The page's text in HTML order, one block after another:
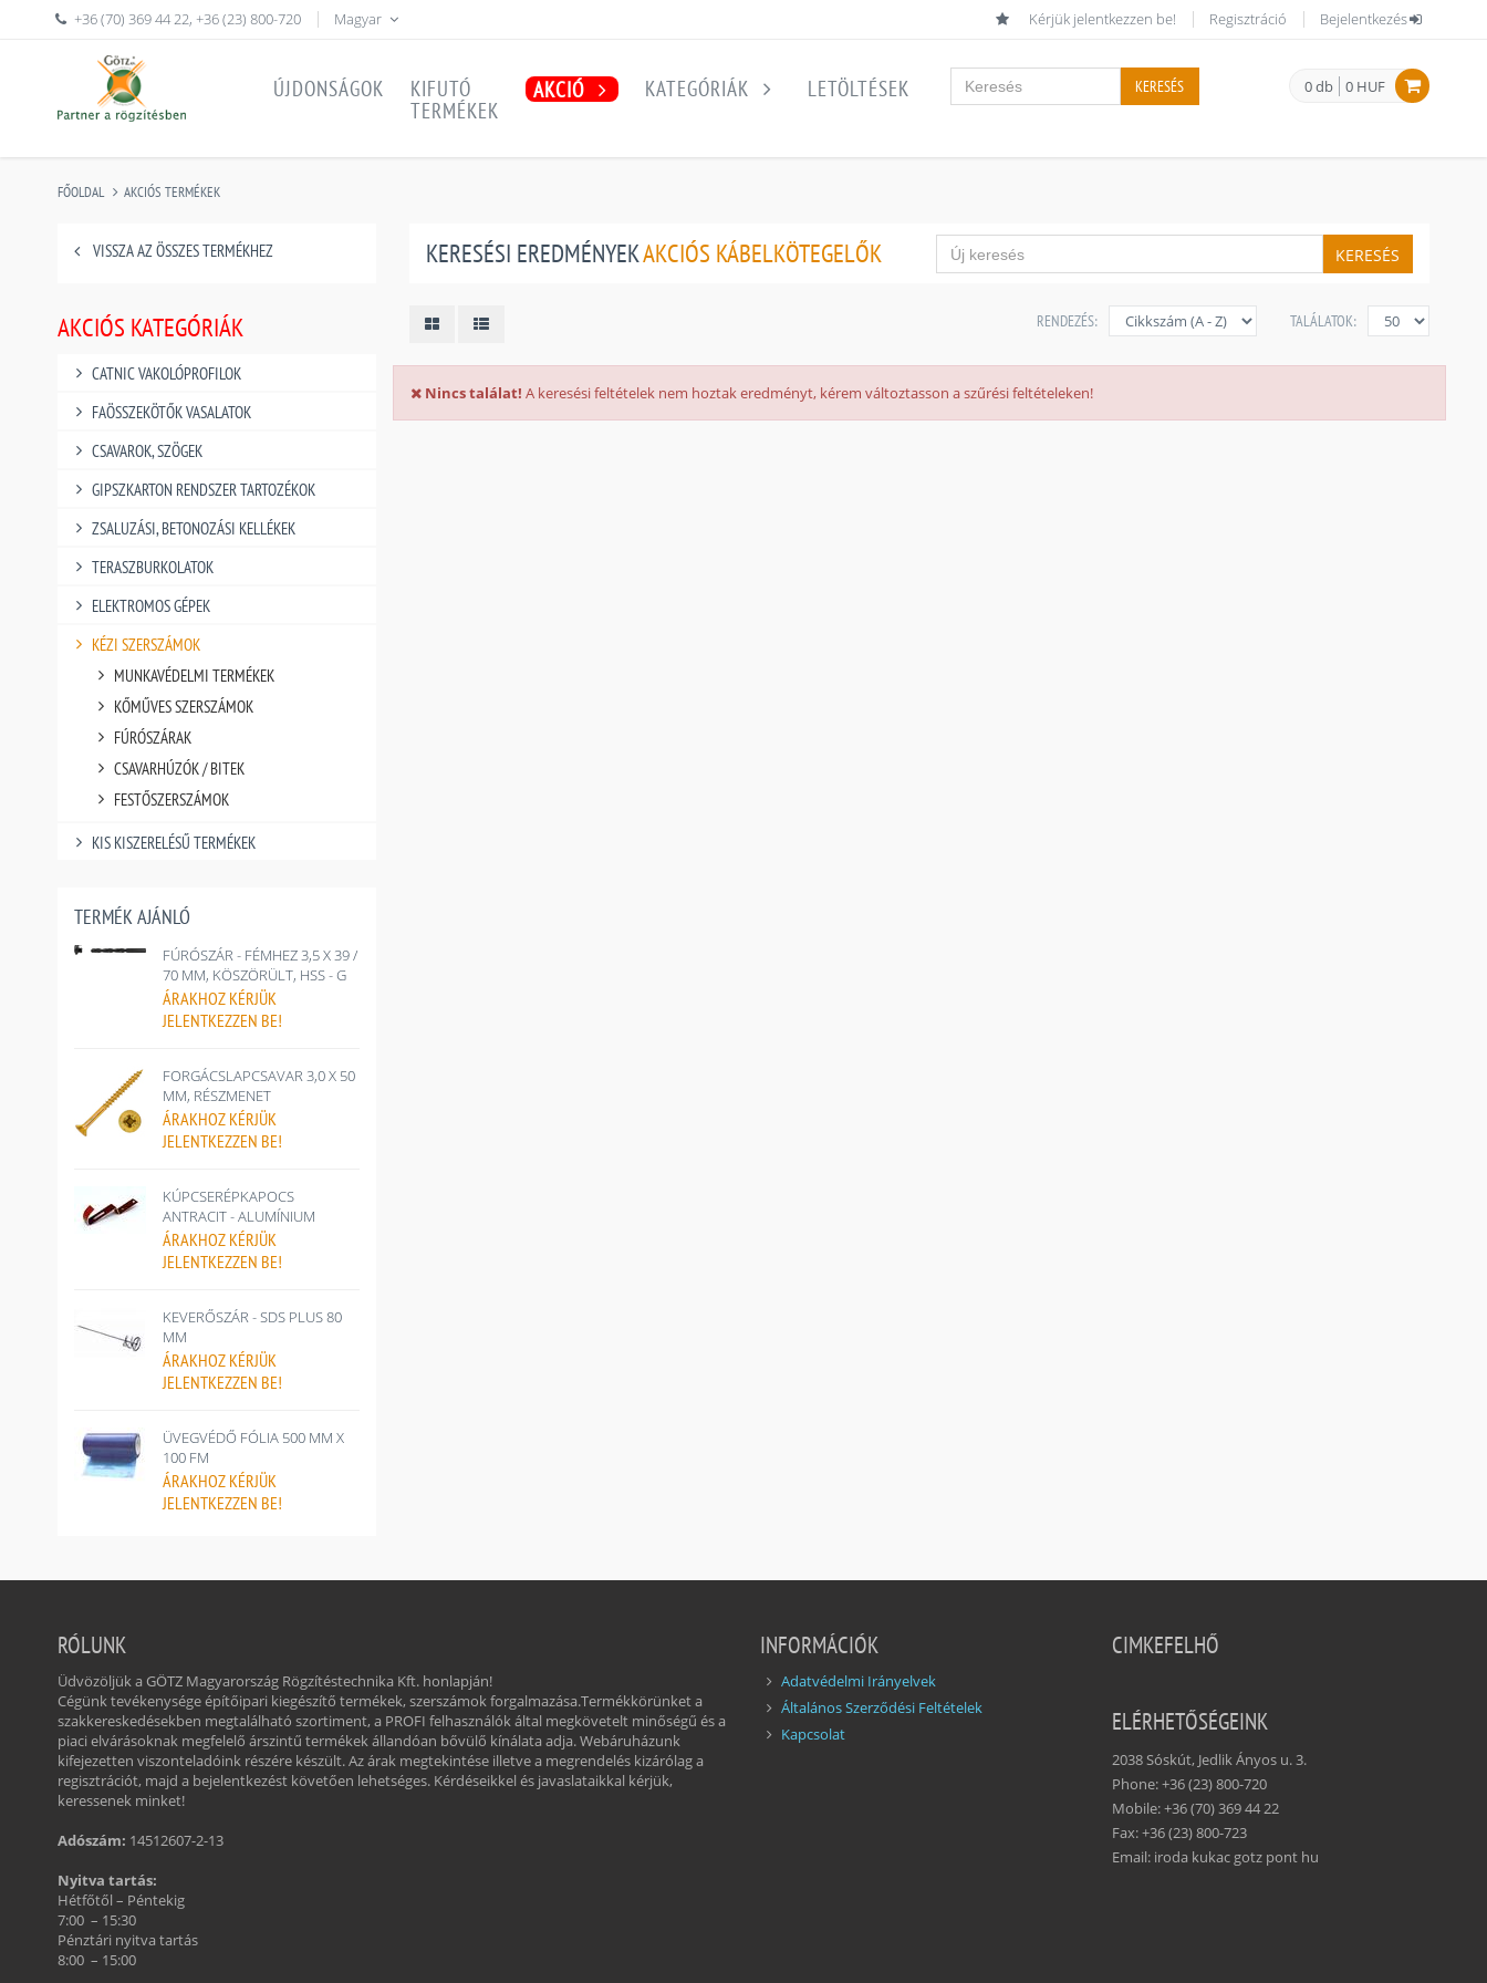
+36 (70) 369 44 22,+36 (23) 800-720 Magyar Kérjük jelentkezzen be! Regisztráció Bejelentkezés
0 db 0 HUF
ÚJDONSÁGOK
KIFUTÓ
TERMÉKEK
AKCIÓ KATEGÓRIÁK LETÖLTÉSEK KERESÉS
FŐOLDAL AKCIÓS TERMÉKEK
VISSZA AZ ÖSSZES TERMÉKHEZ
AKCIÓS KATEGÓRIÁK
CATNIC VAKOLÓPROFILOK
FAÖSSZEKÖTŐK VASALATOK
CSAVAROK, SZÖGEK
GIPSZKARTON RENDSZER TARTOZÉKOK
ZSALUZÁSI, BETONOZÁSI KELLÉKEK
TERASZBURKOLATOK
ELEKTROMOS GÉPEK
KÉZI SZERSZÁMOK
MUNKAVÉDELMI TERMÉKEK
KŐMŰVES SZERSZÁMOK
FÚRÓSZÁRAK
CSAVARHÚZÓK / BITEK
FESTŐSZERSZÁMOK
KIS KISZERELÉSŰ TERMÉKEK
TERMÉK AJÁNLÓ
FÚRÓSZÁR - FÉMHEZ 3,5 X 39 /
70 MM, KÖSZÖRÜLT, HSS - G
ÁRAKHOZ KÉRJÜK
JELENTKEZZEN BE!
FORGÁCSLAPCSAVAR 3,0 X 50
MM, RÉSZMENET
ÁRAKHOZ KÉRJÜK
JELENTKEZZEN BE!
KÚPCSERÉPKAPOCS
ANTRACIT - ALUMÍNIUM
ÁRAKHOZ KÉRJÜK
JELENTKEZZEN BE!
KEVERŐSZÁR - SDS PLUS 80
MM
ÁRAKHOZ KÉRJÜK
JELENTKEZZEN BE!
ÜVEGVÉDŐ FÓLIA 500 MM X
100 FM
ÁRAKHOZ KÉRJÜK
JELENTKEZZEN BE!
KERESÉSI EREDMÉNYEKAKCIÓS KÁBELKÖTEGELŐK KERESÉS
TALÁLATOK:
RENDEZÉS:
Nincs találat! A keresési feltételek nem hoztak eredményt, kérem változtasson a szűrési feltételeken!
RÓLUNK
Üdvözöljük a GÖTZ Magyarország Rögzítéstechnika Kft. honlapján!
Cégünk tevékenysége építőipari kiegészítő termékek, szerszámok forgalmazása.Termékkörünket a
szakkereskedésekben megtalálható szortiment, a PROFI felhasználók által megkövetelt minőségű és a
piaci elvárásoknak megfelelő árszintű termékek állandóan bővülő kínálata adja. Webáruházunk
kifejezetten viszonteladóink részére készült. Az árak megtekintése illetve a megrendelés kizárólag a
regisztrációt, majd a bejelentkezést követően lehetséges. Kérdéseikkel és javaslataikkal kérjük,
keressenek minket!
Adószám: 14512607-2-13
Nyitva tartás:
Hétfőtől – Péntekig
7:00 – 15:30
Pénztári nyitva tartás
8:00 – 15:00
INFORMÁCIÓK
Adatvédelmi Irányelvek
Általános Szerződési Feltételek
Kapcsolat
CIMKEFELHŐ
ELÉRHETŐSÉGEINK
2038 Sóskút, Jedlik Ányos u. 3.
Phone: +36 (23) 800-720
Mobile: +36 (70) 369 44 22
Fax: +36 (23) 800-723
Email: iroda kukac gotz pont hu